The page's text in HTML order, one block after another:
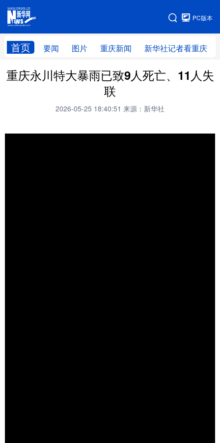
PC版本
首页 要闻 图片 重庆新闻 新华社记者看重庆
网站地图
重庆永川特大暴雨已致9人死亡、11人失
联
2026-05-25 18:40:51 来源：新华社